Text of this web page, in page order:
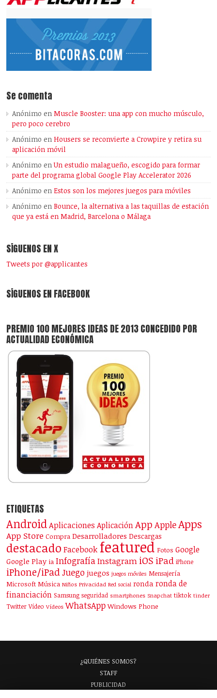
Se comenta
Anónimo enMuscle Booster: una app con mucho músculo,
pero poco cerebro
Anónimo enHousers se reconvierte a Crowpire y retira su
aplicación móvil
Anónimo enUn estudio malagueño, escogido para formar
parte del programa global Google Play Accelerator 2026
Anónimo enEstos son los mejores juegos para móviles
Anónimo enBounce, la alternativa a las taquillas de estación
que ya está en Madrid, Barcelona o Málaga
SÍGUENOS EN X
Tweets por @applicantes
SÍGUENOS EN FACEBOOK
PREMIO 100 MEJORES IDEAS DE 2013 CONCEDIDO POR
ACTUALIDAD ECONÓMICA
ETIQUETAS
Android Aplicaciones Aplicación App AppleApps
App Store Compra Desarrolladores Descargas
destacado Facebook featured Fotos Google
Google Play ia InfografíaInstagram iOS iPad iPhone
iPhone/iPad Juego juegos juegos móviles Mensajería
Microsoft Música Niños Privacidad Red social ronda ronda de
financiación Samsung seguridad smartphones Snapchat tiktok tinder
Twitter Vídeo Vídeos WhatsApp Windows Phone
¿QUIÉNES SOMOS?
STAFF
PUBLICIDAD